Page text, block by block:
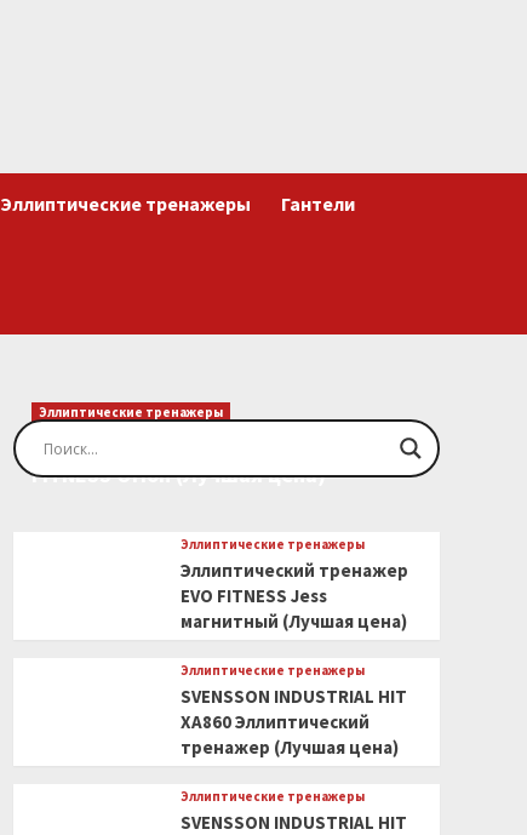
Эллиптические тренажеры Гантели
Эллиптические тренажеры
Эллиптический тренажер EVO
FITNESS Orion (Лучшая цена)
Эллиптические тренажеры
Эллиптический тренажер
EVO FITNESS Jess
магнитный (Лучшая цена)
Эллиптические тренажеры
SVENSSON INDUSTRIAL HIT
XA860 Эллиптический
тренажер (Лучшая цена)
Эллиптические тренажеры
SVENSSON INDUSTRIAL HIT